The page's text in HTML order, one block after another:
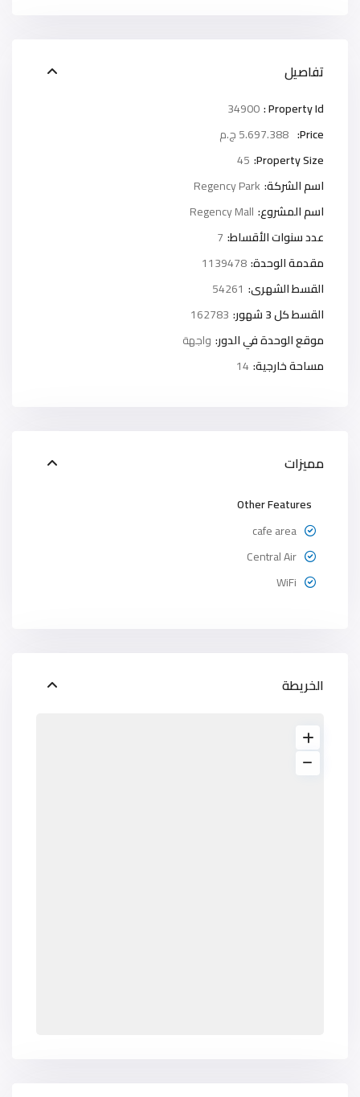
تفاصيل
Property Id :
34900
Price: 5.697.388 ج.م
Property Size:
45
اسم الشركة: Regency Park
اسم المشروع: Regency Mall
عدد سنوات الأقساط: 7
مقدمة الوحدة:1139478
القسط الشهرى: 54261
القسط كل 3 شهور:
162783
موقع الوحدة في الدور: واجهة
مساحة خارجية: 14
مميزات
Other Features
cafe area
Central Air
WiFi
الخريطة